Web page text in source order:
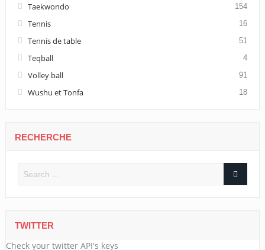
Taekwondo 154
Tennis 16
Tennis de table 51
Teqball 4
Volley ball 91
Wushu et Tonfa 18
RECHERCHE
TWITTER
Check your twitter API's keys